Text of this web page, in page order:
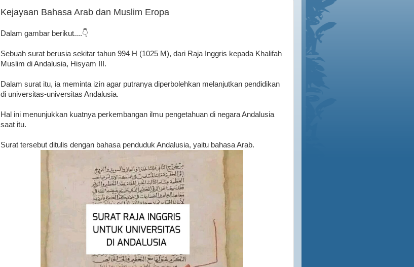
Kejayaan Bahasa Arab dan Muslim Eropa
Dalam gambar berikut....👇
Sebuah surat berusia sekitar tahun 994 H (1025 M), dari Raja Inggris kepada Khalifah
Muslim di Andalusia, Hisyam III.
Dalam surat itu, ia meminta izin agar putranya diperbolehkan melanjutkan pendidikan
di universitas-universitas Andalusia.
Hal ini menunjukkan kuatnya perkembangan ilmu pengetahuan di negara Andalusia
saat itu.
Surat tersebut ditulis dengan bahasa penduduk Andalusia, yaitu bahasa Arab.